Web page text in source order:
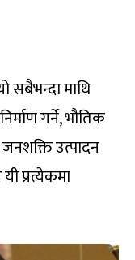
सबैभन्दा माथि
गर्ने, भौतिक
उत्पादन
प्रत्येकमा